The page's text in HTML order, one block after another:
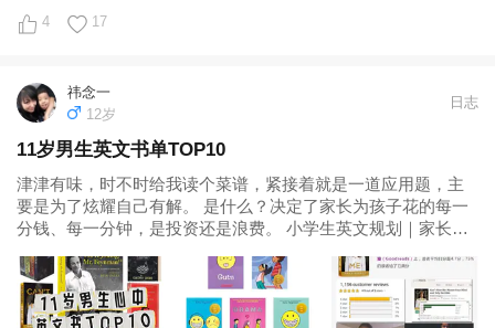
4 17
祎念一
12岁
日志
11岁男生英文书单TOP10
津津有味，时不时给我读个菜谱，紧接着就是一道应用题，主
要是为了炫耀自己有解。 是什么？决定了家长为孩子花的每一
分钱、每一分钟，是投资还是浪费。 小学生英文规划｜家长实
狂奔...